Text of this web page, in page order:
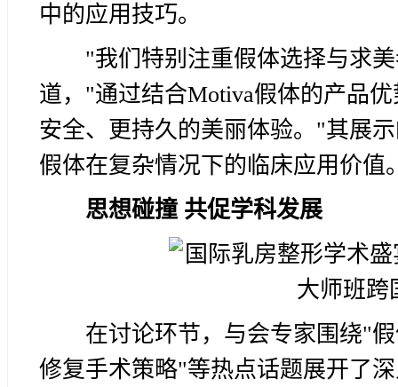
中的应用技巧。
"我们特别注重假体选择与求
道，"通过结合Motiva假体的产品
安全、更持久的美丽体验。"其展
假体在复杂情况下的临床应用价值
思想碰撞 共促学科发展
在讨论环节，与会专家围绕"
修复手术策略"等热点话题展开了